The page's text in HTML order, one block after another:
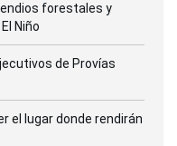
forestales y
Niño
de Provías
el lugar donde rendirán